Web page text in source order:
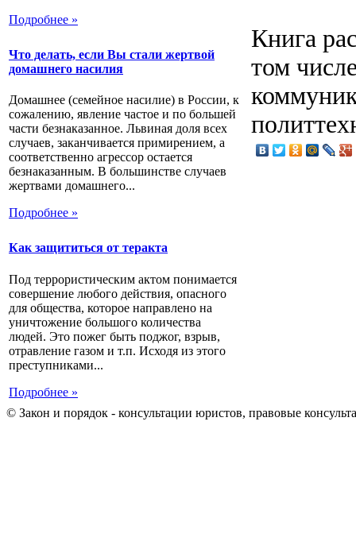
Подробнее »
Что делать, если Вы стали жертвой
домашнего насилия
Домашнее (семейное насилие) в России, к
сожалению, явление частое и по большей
части безнаказанное. Львиная доля всех
случаев, заканчивается примирением, а
соответственно агрессор остается
безнаказанным. В большинстве случаев
жертвами домашнего...
Подробнее »
Как защититься от теракта
Под террористическим актом понимается
совершение любого действия, опасного
для общества, которое направлено на
уничтожение большого количества
людей. Это пожег быть поджог, взрыв,
отравление газом и т.п. Исходя из этого
преступниками...
Подробнее »
Книга
том
© Закон и порядок - консультации юристов, правовые